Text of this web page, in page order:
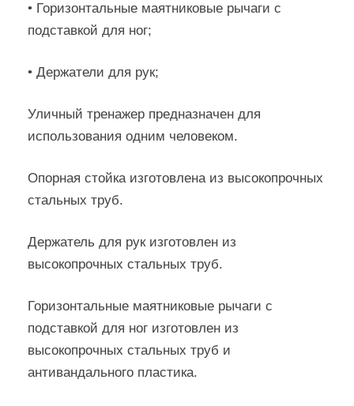
• Горизонтальные маятниковые рычаги с
подставкой для ног;
• Держатели для рук;
Уличный тренажер предназначен для
использования одним человеком.
Опорная стойка изготовлена из высокопрочных
стальных труб.
Держатель для рук изготовлен из
высокопрочных стальных труб.
Горизонтальные маятниковые рычаги с
подставкой для ног изготовлен из
высокопрочных стальных труб и
антивандального пластика.